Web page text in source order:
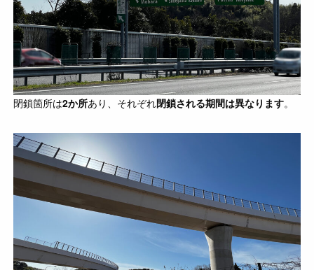
閉鎖箇所は2か所あり、それぞれ閉鎖される期間は異なります。